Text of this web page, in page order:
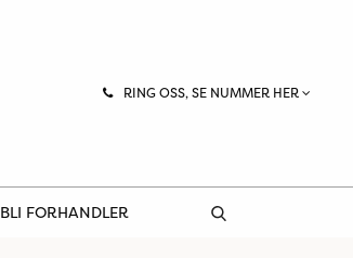
RING OSS, SE NUMMER HER
BLI FORHANDLER